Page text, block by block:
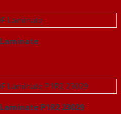
Laminate
P1R2 23029